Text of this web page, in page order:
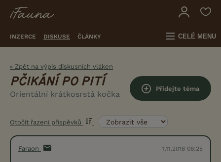
INZERCE DISKUSE ČLÁNKY CELÉ MENU
« Zpět na výpis diskusních vláken
PČIKÁNÍ PO PITÍ
Orientální krátkosrstá kočka
Přidejte téma
Otočit řazení příspěvků
Faraon 1.11.2018 08:25